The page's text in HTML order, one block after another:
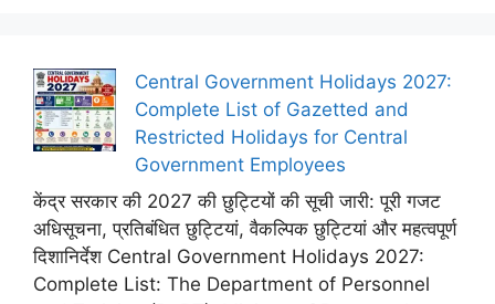
Central Government Holidays 2027:
Complete List of Gazetted and
Restricted Holidays for Central
Government Employees
केंद्र सरकार की 2027 की छुट्टियों की सूची जारी: पूरी गजट
अधिसूचना, प्रतिबंधित छुट्टियां, वैकल्पिक छुट्टियां और महत्वपूर्ण
दिशानिर्देश Central Government Holidays 2027:
Complete List: The Department of Personnel